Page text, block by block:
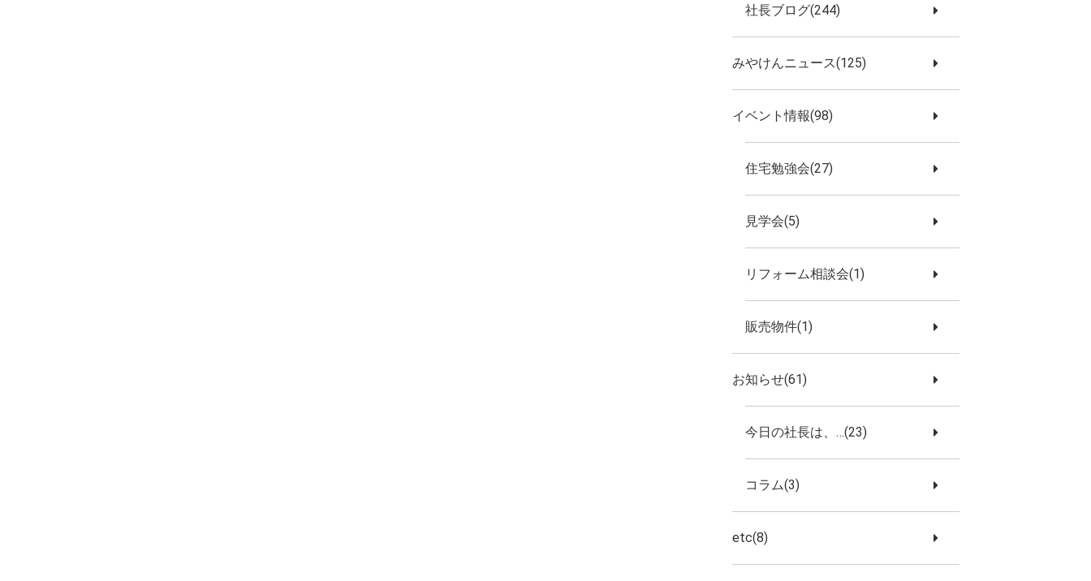
社長ブログ(244)
みやけんニュース(125)
イベント情報(98)
住宅勉強会(27)
見学会(5)
リフォーム相談会(1)
販売物件(1)
お知らせ(61)
今日の社長は、…(23)
コラム(3)
etc(8)